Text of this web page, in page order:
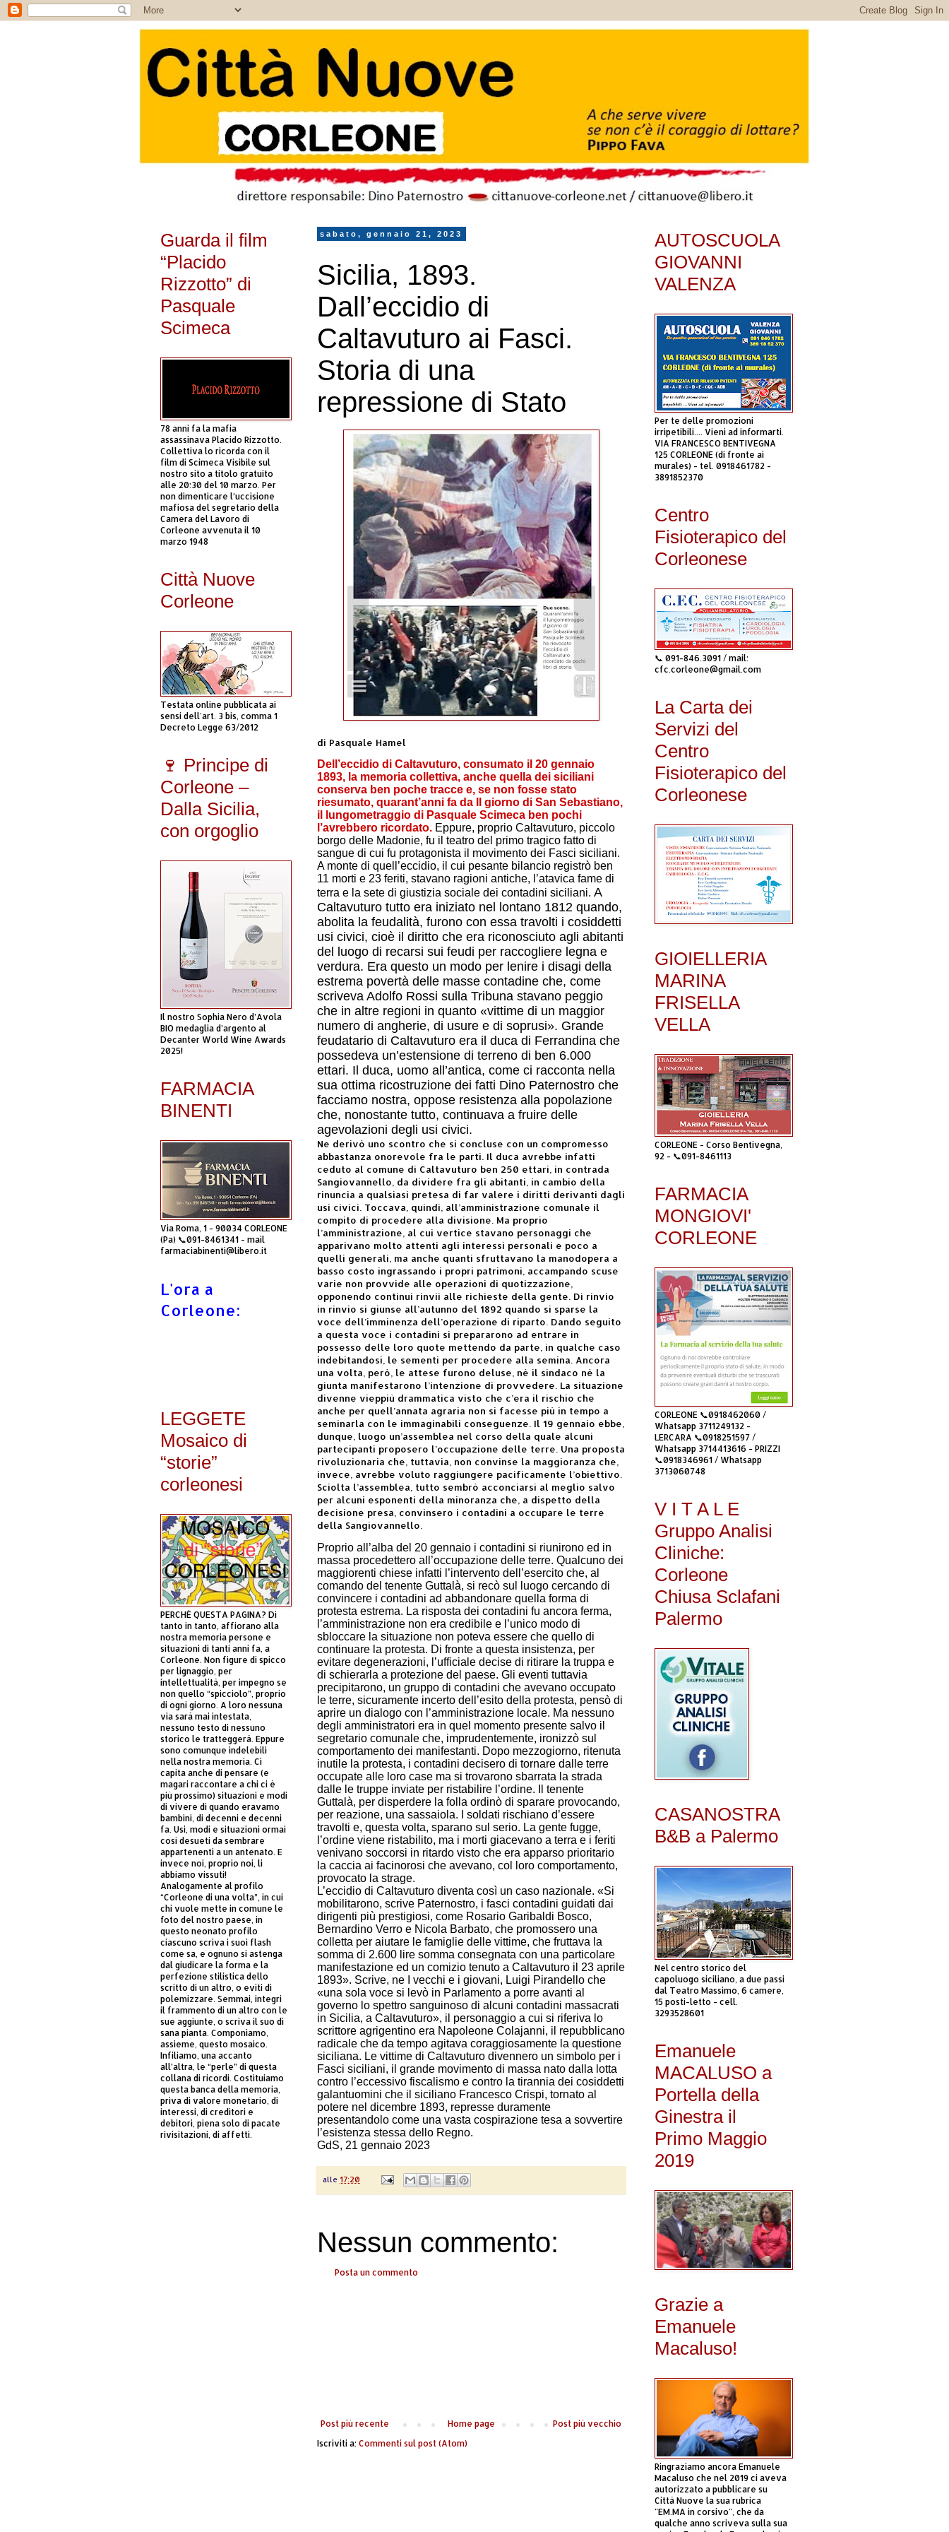
sabato, gennaio 21, 2023
Sicilia, 1893.
Dall’eccidio di
Caltavuturo ai Fasci.
Storia di una
repressione di Stato
di Pasquale Hamel
Dell’eccidio di Caltavuturo, consumato il 20 gennaio
1893, la memoria collettiva, anche quella dei siciliani
conserva ben poche tracce e, se non fosse stato
riesumato, quarant’anni fa da Il giorno di San Sebastiano,
il lungometraggio di Pasquale Scimeca ben pochi
l’avrebbero ricordato. Eppure, proprio Caltavuturo, piccolo
borgo delle Madonie, fu il teatro del primo tragico fatto di
sangue di cui fu protagonista il movimento dei Fasci siciliani.
A monte di quell’eccidio, il cui pesante bilancio registrò ben
11 morti e 23 feriti, stavano ragioni antiche, l’atavica fame di
terra e la sete di giustizia sociale dei contadini siciliani. A
Caltavuturo tutto era iniziato nel lontano 1812 quando,
abolita la feudalità, furono con essa travolti i cosiddetti
usi civici, cioè il diritto che era riconosciuto agli abitanti
del luogo di recarsi sui feudi per raccogliere legna e
verdura. Era questo un modo per lenire i disagi della
estrema povertà delle masse contadine che, come
scriveva Adolfo Rossi sulla Tribuna stavano peggio
che in altre regioni in quanto «vittime di un maggior
numero di angherie, di usure e di soprusi». Grande
feudatario di Caltavuturo era il duca di Ferrandina che
possedeva un’estensione di terreno di ben 6.000
ettari. Il duca, uomo all’antica, come ci racconta nella
sua ottima ricostruzione dei fatti Dino Paternostro che
facciamo nostra, oppose resistenza alla popolazione
che, nonostante tutto, continuava a fruire delle
agevolazioni degli usi civici.
Ne derivò uno scontro che si concluse con un compromesso
abbastanza onorevole fra le parti. Il duca avrebbe infatti
ceduto al comune di Caltavuturo ben 250 ettari, in contrada
Sangiovannello, da dividere fra gli abitanti, in cambio della
rinuncia a qualsiasi pretesa di far valere i diritti derivanti dagli
usi civici. Toccava, quindi, all’amministrazione comunale il
compito di procedere alla divisione. Ma proprio
l’amministrazione, al cui vertice stavano personaggi che
apparivano molto attenti agli interessi personali e poco a
quelli generali, ma anche quanti sfruttavano la manodopera a
basso costo ingrassando i propri patrimoni, accampando scuse
varie non provvide alle operazioni di quotizzazione,
opponendo continui rinvii alle richieste della gente. Di rinvio
in rinvio si giunse all’autunno del 1892 quando si sparse la
voce dell’imminenza dell’operazione di riparto. Dando seguito
a questa voce i contadini si prepararono ad entrare in
possesso delle loro quote mettendo da parte, in qualche caso
indebitandosi, le sementi per procedere alla semina. Ancora
una volta, però, le attese furono deluse, né il sindaco né la
giunta manifestarono l’intenzione di provvedere. La situazione
divenne vieppiù drammatica visto che c’era il rischio che
anche per quell’annata agraria non si facesse più in tempo a
seminarla con le immaginabili conseguenze. Il 19 gennaio ebbe,
dunque, luogo un’assemblea nel corso della quale alcuni
partecipanti proposero l’occupazione delle terre. Una proposta
rivoluzionaria che, tuttavia, non convinse la maggioranza che,
invece, avrebbe voluto raggiungere pacificamente l’obiettivo.
Sciolta l’assemblea, tutto sembrò acconciarsi al meglio salvo
per alcuni esponenti della minoranza che, a dispetto della
decisione presa, convinsero i contadini a occupare le terre
della Sangiovannello.
Proprio all’alba del 20 gennaio i contadini si riunirono ed in
massa procedettero all’occupazione delle terre. Qualcuno dei
maggiorenti chiese infatti l’intervento dell’esercito che, al
comando del tenente Guttalà, si recò sul luogo cercando di
convincere i contadini ad abbandonare quella forma di
protesta estrema. La risposta dei contadini fu ancora ferma,
l’amministrazione non era credibile e l’unico modo di
sbloccare la situazione non poteva essere che quello di
continuare la protesta. Di fronte a questa insistenza, per
evitare degenerazioni, l’ufficiale decise di ritirare la truppa e
di schierarla a protezione del paese. Gli eventi tuttavia
precipitarono, un gruppo di contadini che avevano occupato
le terre, sicuramente incerto dell’esito della protesta, pensò di
aprire un dialogo con l’amministrazione locale. Ma nessuno
degli amministratori era in quel momento presente salvo il
segretario comunale che, imprudentemente, ironizzò sul
comportamento dei manifestanti. Dopo mezzogiorno, ritenuta
inutile la protesta, i contadini decisero di tornare dalle terre
occupate alle loro case ma si trovarono sbarrata la strada
dalle le truppe inviate per ristabilire l’ordine. Il tenente
Guttalà, per disperdere la folla ordinò di sparare provocando,
per reazione, una sassaiola. I soldati rischiano d’essere
travolti e, questa volta, sparano sul serio. La gente fugge,
l’ordine viene ristabilito, ma i morti giacevano a terra e i feriti
venivano soccorsi in ritardo visto che era apparso prioritario
la caccia ai facinorosi che avevano, col loro comportamento,
provocato la strage.
L’eccidio di Caltavuturo diventa così un caso nazionale. «Si
mobilitarono, scrive Paternostro, i fasci contadini guidati dai
dirigenti più prestigiosi, come Rosario Garibaldi Bosco,
Bernardino Verro e Nicola Barbato, che promossero una
colletta per aiutare le famiglie delle vittime, che fruttava la
somma di 2.600 lire somma consegnata con una particolare
manifestazione ed un comizio tenuto a Caltavuturo il 23 aprile
1893». Scrive, ne I vecchi e i giovani, Luigi Pirandello che
«una sola voce si levò in Parlamento a porre avanti al
governo lo spettro sanguinoso di alcuni contadini massacrati
in Sicilia, a Caltavuturo», il personaggio a cui si riferiva lo
scrittore agrigentino era Napoleone Colajanni, il repubblicano
radicale che da tempo agitava coraggiosamente la questione
siciliana. Le vittime di Caltavuturo divennero un simbolo per i
Fasci siciliani, il grande movimento di massa nato dalla lotta
contro l’eccessivo fiscalismo e contro la tirannia dei cosiddetti
galantuomini che il siciliano Francesco Crispi, tornato al
potere nel dicembre 1893, represse duramente
presentandolo come una vasta cospirazione tesa a sovvertire
l’esistenza stessa dello Regno.
GdS, 21 gennaio 2023
alle 17:20
Nessun commento:
Posta un commento
Post più recente Post più vecchio
Home page
Iscriviti a: Commenti sul post (Atom)
Guarda il film
“Placido
Rizzotto” di
Pasquale
Scimeca
78 anni fa la mafia
assassinava Placido Rizzotto.
Collettiva lo ricorda con il
film di Scimeca Visibile sul
nostro sito a titolo gratuito
alle 20:30 del 10 marzo. Per
non dimenticare l’uccisione
mafiosa del segretario della
Camera del Lavoro di
Corleone avvenuta il 10
marzo 1948
Città Nuove
Corleone
Testata online pubblicata ai
sensi dell'art. 3 bis, comma 1
Decreto Legge 63/2012
🍷 Principe di
Corleone –
Dalla Sicilia,
con orgoglio
Il nostro Sophia Nero d’Avola
BIO medaglia d’argento al
Decanter World Wine Awards
2025!
FARMACIA
BINENTI
Via Roma, 1 - 90034 CORLEONE
(Pa) 📞091-8461341 - mail
farmaciabinenti@libero.it
L'ora a
Corleone:
LEGGETE
Mosaico di
“storie”
corleonesi
PERCHÈ QUESTA PAGINA? Di
tanto in tanto, affiorano alla
nostra memoria persone e
situazioni di tanti anni fa, a
Corleone. Non figure di spicco
per lignaggio, per
intellettualità, per impegno se
non quello “spicciolo”, proprio
di ogni giorno. A loro nessuna
via sarà mai intestata,
nessuno testo di nessuno
storico le tratteggerà. Eppure
sono comunque indelebili
nella nostra memoria. Ci
capita anche di pensare (e
magari raccontare a chi ci è
più prossimo) situazioni e modi
di vivere di quando eravamo
bambini, di decenni e decenni
fa. Usi, modi e situazioni ormai
così desueti da sembrare
appartenenti a un antenato. E
invece noi, proprio noi, li
abbiamo vissuti!
Analogamente al profilo
“Corleone di una volta”, in cui
chi vuole mette in comune le
foto del nostro paese, in
questo neonato profilo
ciascuno scriva i suoi flash
come sa, e ognuno si astenga
dal giudicare la forma e la
perfezione stilistica dello
scritto di un altro, o eviti di
polemizzare. Semmai, integri
il frammento di un altro con le
sue aggiunte, o scriva il suo di
sana pianta. Componiamo,
assieme, questo mosaico.
Infiliamo, una accanto
all’altra, le “perle” di questa
collana di ricordi. Costituiamo
questa banca della memoria,
priva di valore monetario, di
interessi, di creditori e
debitori, piena solo di pacate
rivisitazioni, di affetti.
AUTOSCUOLA
GIOVANNI
VALENZA
Per te delle promozioni
irripetibili.... Vieni ad informarti.
VIA FRANCESCO BENTIVEGNA
125 CORLEONE (di fronte ai
murales) - tel. 0918461782 -
3891852370
Centro
Fisioterapico del
Corleonese
📞 091-846.3091 / mail:
cfc.corleone@gmail.com
La Carta dei
Servizi del
Centro
Fisioterapico del
Corleonese
GIOIELLERIA
MARINA
FRISELLA
VELLA
CORLEONE - Corso Bentivegna,
92 - 📞091-8461113
FARMACIA
MONGIOVI'
CORLEONE
CORLEONE 📞0918462060 /
Whatsapp 3711249132 -
LERCARA 📞0918251597 /
Whatsapp 3714413616 - PRIZZI
📞0918346961 / Whatsapp
3713060748
V I T A L E
Gruppo Analisi
Cliniche:
Corleone
Chiusa Sclafani
Palermo
CASANOSTRA
B&B a Palermo
Nel centro storico del
capoluogo siciliano, a due passi
dal Teatro Massimo, 6 camere,
15 posti-letto - cell.
3293528601
Emanuele
MACALUSO a
Portella della
Ginestra il
Primo Maggio
2019
Grazie a
Emanuele
Macaluso!
Ringraziamo ancora Emanuele
Macaluso che nel 2019 ci aveva
autorizzato a pubblicare su
Città Nuove la sua rubrica
"EM.MA in corsivo", che da
qualche anno scriveva sulla sua